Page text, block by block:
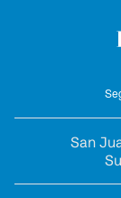
San